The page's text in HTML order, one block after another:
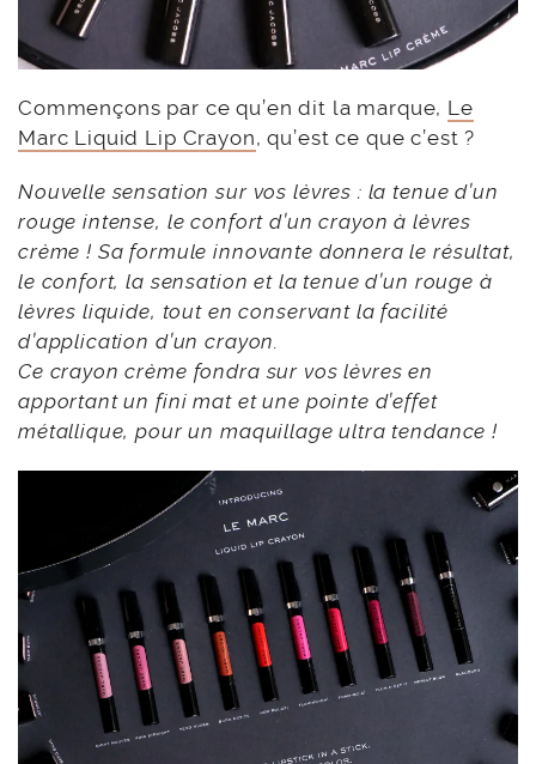
Commençons par ce qu’en dit la marque, Le
Marc Liquid Lip Crayon, qu’est ce que c’est ?
Nouvelle sensation sur vos lèvres : la tenue d’un
rouge intense, le confort d’un crayon à lèvres
crème ! Sa formule innovante donnera le résultat,
le confort, la sensation et la tenue d’un rouge à
lèvres liquide, tout en conservant la facilité
d’application d’un crayon.
Ce crayon crème fondra sur vos lèvres en
apportant un fini mat et une pointe d’effet
métallique, pour un maquillage ultra tendance !